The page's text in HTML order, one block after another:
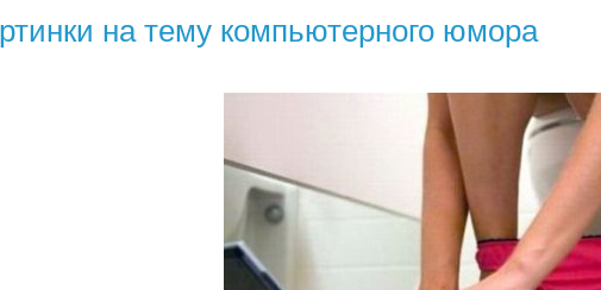
на тему компьютерного юмора